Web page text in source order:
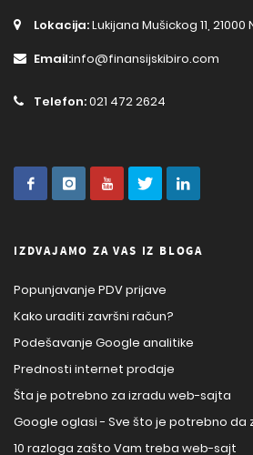
Lokacija:Lukijana Mušickog 11, 21000
Email:info@finansijskibiro.com
Telefon:021 472 2624
IZDVAJAMO ZA VAS IZ BLOGA
Popunjavanje PDV prijave
Kako uraditi završni račun?
Podešavanje Google analitike
Prednosti internet prodaje
Šta je potrebno za izradu web-sajta
Google oglasi - Sve što je potrebno da
10 razloga zašto Vam treba web-sajt